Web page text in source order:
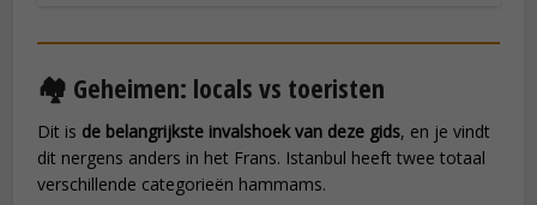
🏘️ Geheimen: locals vs toeristen
Dit is de belangrijkste invalshoek van deze gids, en je vindt
dit nergens anders in het Frans. Istanbul heeft twee totaal
verschillende categorieën hammams.